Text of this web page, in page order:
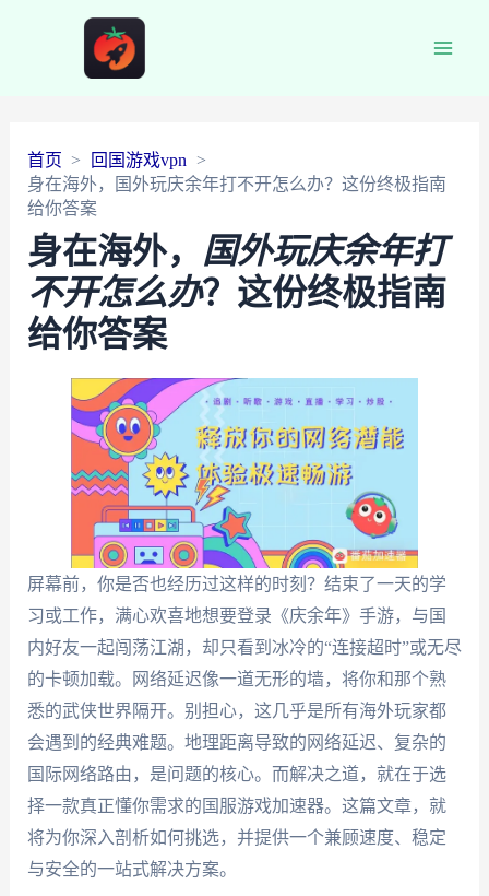
首页
回国游戏vpn
身在海外，国外玩庆余年打不开怎么办？这份终极指南
给你答案
身在海外，
国外玩庆余年打
不开怎么办？这份终极指南
给你答案
屏幕前，你是否也经历过这样的时刻？结束了一天的学
习或工作，满心欢喜地想要登录《庆余年》手游，与国
内好友一起闯荡江湖，却只看到冰冷的“连接超时”或无尽
的卡顿加载。网络延迟像一道无形的墙，将你和那个熟
悉的武侠世界隔开。别担心，这几乎是所有海外玩家都
会遇到的经典难题。地理距离导致的网络延迟、复杂的
国际网络路由，是问题的核心。而解决之道，就在于选
择一款真正懂你需求的国服游戏加速器。这篇文章，就
将为你深入剖析如何挑选，并提供一个兼顾速度、稳定
与安全的一站式解决方案。